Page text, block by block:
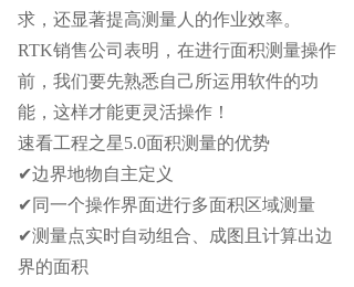
求，还显著提高测量人的作业效率。
RTK销售公司表明， 在进行面积测量操作
前，我们要先熟悉自己所运用软件的功
能，这样才能更灵活操作！
速看工程之星5.0面积测量的优势
✔边界地物自主定义
✔同一个操作界面进行多面积区域测量
✔测量点实时自动组合、成图且计算出边
界的面积